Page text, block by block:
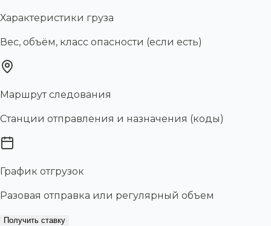
Характеристики груза
Вес, объём, класс опасности (если есть)
Маршрут следования
Станции отправления и назначения (коды)
График отгрузок
Разовая отправка или регулярный объем
Получить ставку